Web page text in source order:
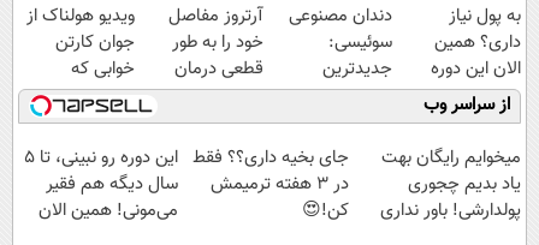
به پول نیاز
داری؟ همین
الان این دوره
رایگان رو شرکت
کن تا دیر نشده!
دندان مصنوعی
سوئیسی:
جدیدترین
فناوری اروپا،
سبک و مقاوم |
پرداخت قسطی
آرتروز مفاصل
خود را به طور
قطعی درمان
کنید!
◗پرسش‌نامه◖
ویدیو هولناک از
جوان کارتن
خوابی که
میلیاردر شد.
آموزش رایگان
از سراسر وب
میخوایم رایگان بهت
یاد بدیم چجوری
پولدارشی! باور نداری
جای بخیه داری؟؟ فقط
در 3 هفته ترمیمش
کن!😍
این دوره رو نبینی، تا 5
سال دیگه هم فقیر
می‌مونی! همین الان